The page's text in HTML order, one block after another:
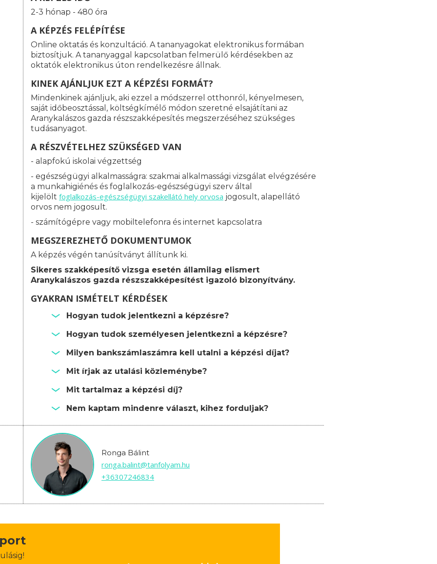
2-3 hónap - 480 óra
A KÉPZÉS FELÉPÍTÉSE
Online oktatás és konzultáció. A tananyagokat elektronikus formában
biztosítjuk. A tananyaggal kapcsolatban felmerülő kérdésekben az
oktatók elektronikus úton rendelkezésre állnak.
KINEK AJÁNLJUK EZT A KÉPZÉSI FORMÁT?
Mindenkinek ajánljuk, aki ezzel a módszerrel otthonról, kényelmesen,
saját időbeosztással, költségkímélő módon szeretné elsajátítani az
Aranykalászos gazda részszakképesítés megszerzéséhez szükséges
tudásanyagot.
A RÉSZVÉTELHEZ SZÜKSÉGED VAN
- alapfokú iskolai végzettség
- egészségügyi alkalmasságra: szakmai alkalmassági vizsgálat elvégzésére
a munkahigiénés és foglalkozás-egészségügyi szerv által
kijelölt foglalkozás-egészségügyi szakellátó hely orvosa jogosult, alapellátó
orvos nem jogosult.
- számítógépre vagy mobiltelefonra és internet kapcsolatra
MEGSZEREZHETŐ DOKUMENTUMOK
A képzés végén tanúsítványt állítunk ki.
Sikeres szakképesítő vizsga esetén államilag elismert
Aranykalászos gazda részszakképesítést igazoló bizonyítvány.
GYAKRAN ISMÉTELT KÉRDÉSEK
Hogyan tudok jelentkezni a képzésre?
Hogyan tudok személyesen jelentkezni a képzésre?
Milyen bankszámlaszámra kell utalni a képzési díjat?
Mit írjak az utalási közleménybe?
Mit tartalmaz a képzési díj?
Nem kaptam mindenre választ, kihez forduljak?
Ronga Bálint
ronga.balint@tanfolyam.hu
+36307246834